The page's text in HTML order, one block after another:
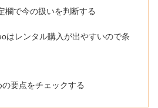
欄で今の扱いを判断する
はレンタル購入が出やすいので条
要点をチェックする